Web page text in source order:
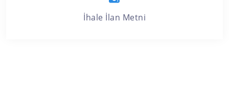
İhale İlan Metni